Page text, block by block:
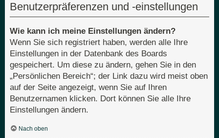
Benutzerpräferenzen und -einstellungen
Wie kann ich meine Einstellungen ändern?
Wenn Sie sich registriert haben, werden alle Ihre
Einstellungen in der Datenbank des Boards
gespeichert. Um diese zu ändern, gehen Sie in den
„Persönlichen Bereich“; der Link dazu wird meist oben
auf der Seite angezeigt, wenn Sie auf Ihren
Benutzernamen klicken. Dort können Sie alle Ihre
Einstellungen ändern.
Nach oben